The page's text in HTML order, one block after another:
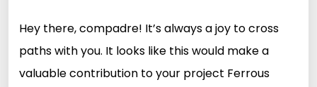
Hey there, compadre! It’s always a joy to cross
paths with you. It looks like this would make a
valuable contribution to your project Ferrous